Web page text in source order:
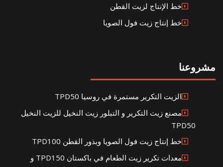
خط الإنتاج لزيت القطن
خط إنتاج زيت فول الصويا
مشروعنا
الزيت التكرير مستمرة في روسيا TPD50
مصنع زيت التكرير و التبلور زيت النخيل للزيت النخيل
TPD50
خط إنتاج زيت فول الصويا وبذور القطن TPD100
معدات تكرير زيت الطعام في باكستان TPD150 و